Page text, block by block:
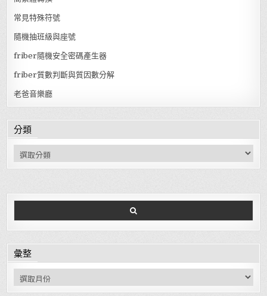
常見特殊符號
隨機抽班級與座號
friber隨機安全密碼產生器
friber質數判斷與質因數分解
老爸音樂廳
分類
彙整